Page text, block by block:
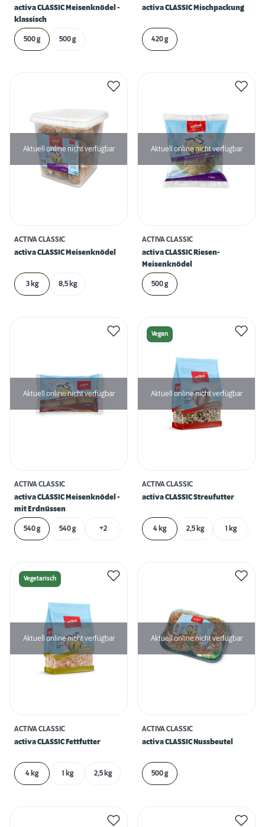
activa CLASSIC Meisenknödel -
klassisch
500 g 500 g
activa CLASSIC Mischpackung
420 g
Aktuell online nicht verfügbar
ACTIVA CLASSIC
activa CLASSIC Meisenknödel
3 kg 8,5 kg
Aktuell online nicht verfügbar
ACTIVA CLASSIC
activa CLASSIC Riesen-
Meisenknödel
500 g
Aktuell online nicht verfügbar
ACTIVA CLASSIC
activa CLASSIC Meisenknödel -
mit Erdnüssen
540 g 540 g +2
Vegan
Aktuell online nicht verfügbar
ACTIVA CLASSIC
activa CLASSIC Streufutter
4 kg 2,5 kg 1 kg
Vegetarisch
Aktuell online nicht verfügbar
ACTIVA CLASSIC
activa CLASSIC Fettfutter
4 kg 1 kg 2,5 kg
Aktuell online nicht verfügbar
ACTIVA CLASSIC
activa CLASSIC Nussbeutel
500 g